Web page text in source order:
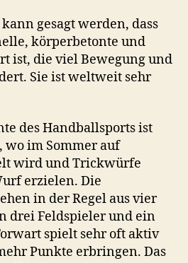
gesagt werden, dass
körperbetonte und
ist, die viel Bewegung und
Sie ist weltweit sehr
des Handballsports ist
wo im Sommer auf
wird und Trickwürfe
erzielen. Die
in der Regel aus vier
drei Feldspieler und ein
spielt sehr oft aktiv
Punkte erbringen. Das